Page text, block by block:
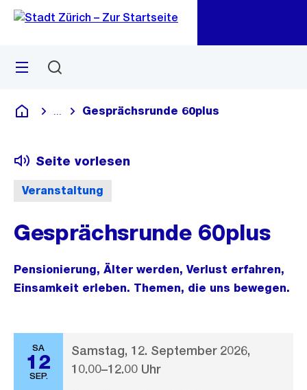
Navigation
Sprunglink
Menü
Deutsch
Blende alle Breadcrumbs ein
Gesprächsrunde 60plus
Veranstaltung
Seite vorlesen
Gesprächsrunde 60plus
Pensionierung, Älter werden, Verlust erfahren,
Einsamkeit erleben. Themen, die uns bewegen.
SA
12
SEP.
Samstag, 12. September 2026,
10.00–12.00 Uhr